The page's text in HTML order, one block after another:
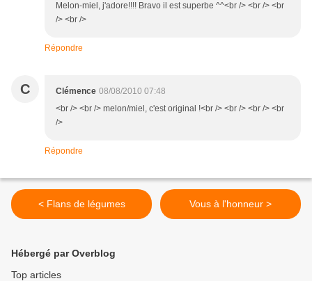
Melon-miel, j'adore!!!! Bravo il est superbe ^^<br /> <br /> <br
/> <br />
Répondre
C Clémence 08/08/2010 07:48
<br /> <br /> melon/miel, c'est original !<br /> <br /> <br /> <br
/>
Répondre
< Flans de légumes Vous à l'honneur >
Hébergé par Overblog
Top articles